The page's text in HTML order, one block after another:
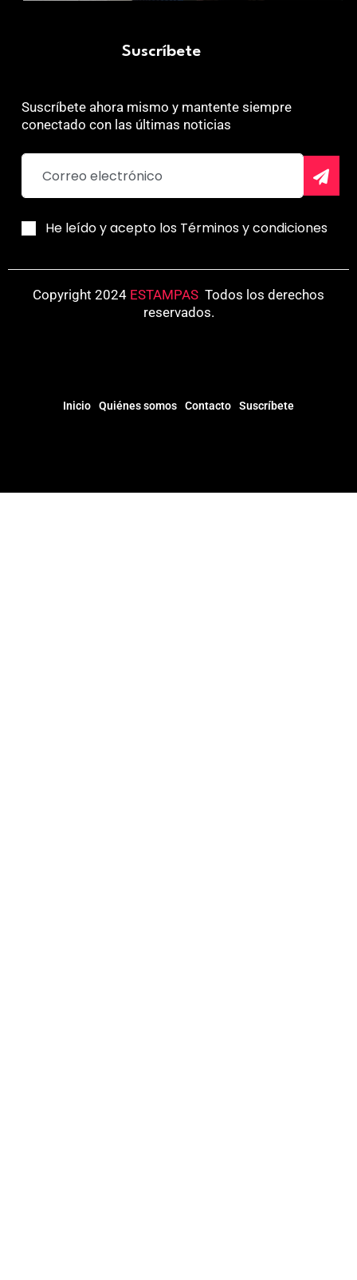
Suscríbete
Suscríbete ahora mismo y mantente siempre
conectado con las últimas noticias
He leído y acepto los Términos y condiciones
Copyright 2024 ESTAMPAS Todos los derechos
reservados.
Inicio Quiénes somos Contacto Suscríbete